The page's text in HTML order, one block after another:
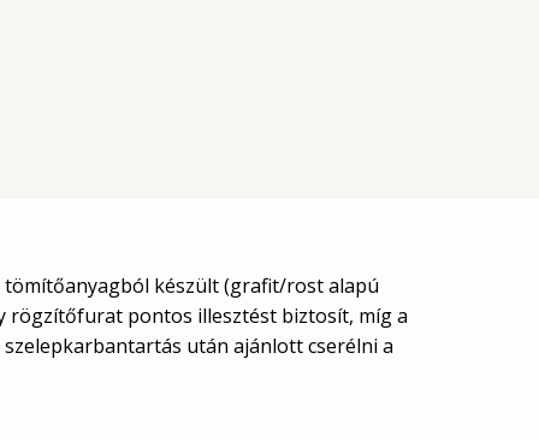
tömítőanyagból készült (grafit/rost alapú
rögzítőfurat pontos illesztést biztosít, míg a
után ajánlott cserélni a